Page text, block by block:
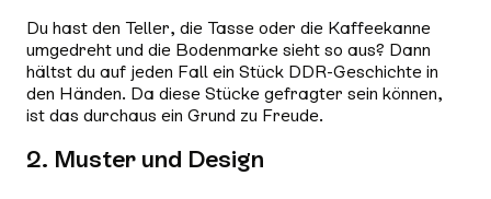
Du hast den Teller, die Tasse oder die Kaffeekanne
umgedreht und die Bodenmarke sieht so aus? Dann
hältst du auf jeden Fall ein Stück DDR-Geschichte in
den Händen. Da diese Stücke gefragter sein können,
ist das durchaus ein Grund zu Freude.
2. Muster und Design